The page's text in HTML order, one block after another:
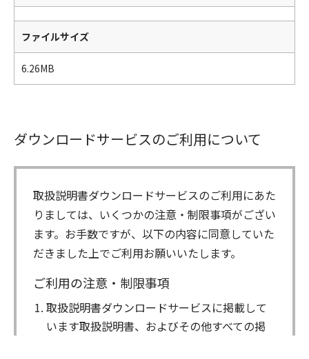
ファイルサイズ
6.26MB
ダウンロードサービスのご利用について
取扱説明書ダウンロードサービスのご利用にあた
りましては、いくつかの注意・制限事項がござい
ます。お手数ですが、以下の内容に同意していた
だきました上でご利用お願いいたします。
ご利用の注意・制限事項
取扱説明書ダウンロードサービスに掲載して
います取扱説明書、およびその他すべての掲